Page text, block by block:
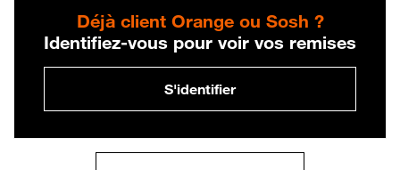
Déjà client Orange ou Sosh ?
Identifiez-vous pour voir vos remises
S'identifier